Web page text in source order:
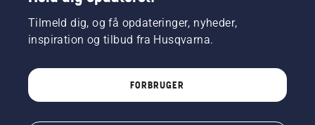
Tilmeld dig, og få opdateringer, nyheder,
inspiration og tilbud fra Husqvarna.
FORBRUGER